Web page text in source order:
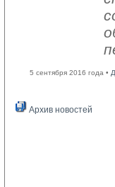
5 сентября 2016 года •
Архив новостей